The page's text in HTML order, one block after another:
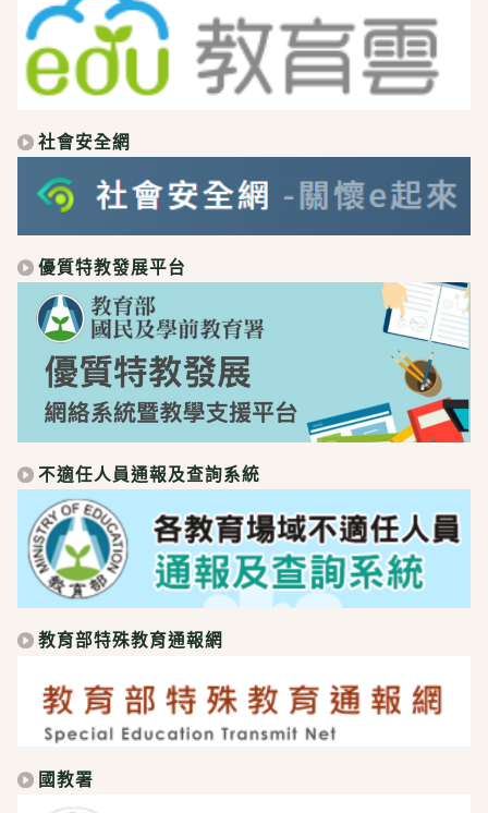
社會安全網
優質特教發展平台
不適任人員通報及查詢系統
教育部特殊教育通報網
國教署